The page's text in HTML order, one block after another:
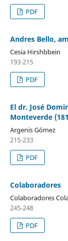
PDF
Andres Bello,
Cesia Hirshbbein
193-215
PDF
El dr. José
Monteverde
Argenis Gómez
215-233
PDF
Colaboradores
Colaboradores
245-248
PDF